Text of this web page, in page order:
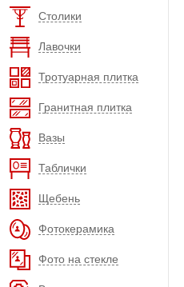
Столики
Лавочки
Тротуарная плитка
Гранитная плитка
Вазы
Таблички
Щебень
Фотокерамика
Фото на стекле